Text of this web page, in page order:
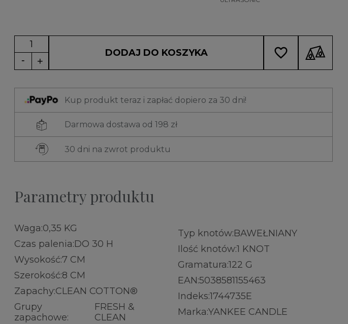
DODAJ DO KOSZYKA favorite_border
Kup produkt teraz i zapłać dopiero za 30 dni!
Darmowa dostawa od 198 zł
30 dni na zwrot produktu
Parametry produktu
Waga:0,35 KG
Czas palenia:DO 30 H
Wysokość:7 CM
Szerokość:8 CM
Zapachy:CLEAN COTTON®
Grupy
zapachowe:
FRESH &
CLEAN
Typ knotów:BAWEŁNIANY
Ilość knotów:1 KNOT
Gramatura:122 G
EAN:5038581155463
Indeks:1744735E
Marka:YANKEE CANDLE